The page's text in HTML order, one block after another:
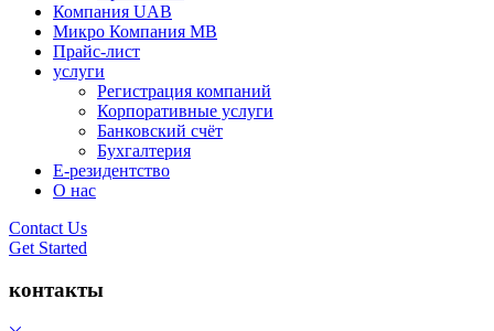
Компания UAB
Микро Компания MB
Прайс-лист
услуги
Регистрация компаний
Корпоративные услуги
Банковский счёт
Бухгалтерия
Е-резидентство
О нас
Contact Us
Get Started
контакты